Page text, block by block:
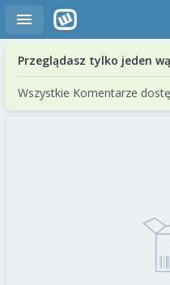
Przeglądasz tylko jeden
Wszystkie Komentarze